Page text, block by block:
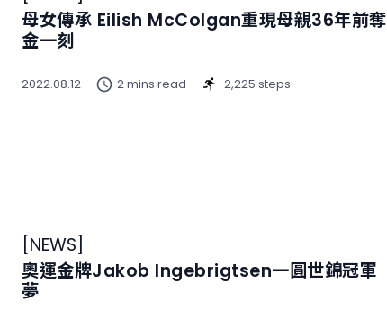
母女傳承 Eilish McColgan重現母親36年前奪
金一刻
2022.08.12 2 mins read 2,225 steps
NEWS
奧運金牌Jakob Ingebrigtsen一圓世錦冠軍
夢